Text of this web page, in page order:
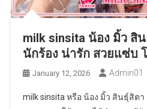
milk sinsita น้อง มิ้ว สิ
นักร้อง น่ารัก สวยแซ่บ
January 12, 2026 Admin01
milk sinsita หรือ น้อง มิ้ว สินธุ์สิตา